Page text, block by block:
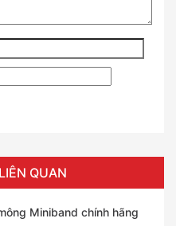
QUAN
Miniband chính hãng